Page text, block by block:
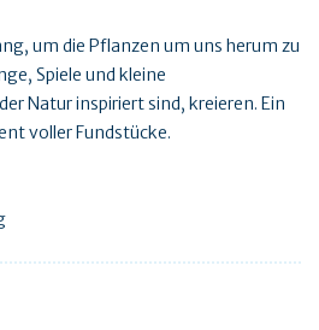
um die Pflanzen um uns herum zu
Spiele und kleine
Natur inspiriert sind, kreieren. Ein
voller Fundstücke.